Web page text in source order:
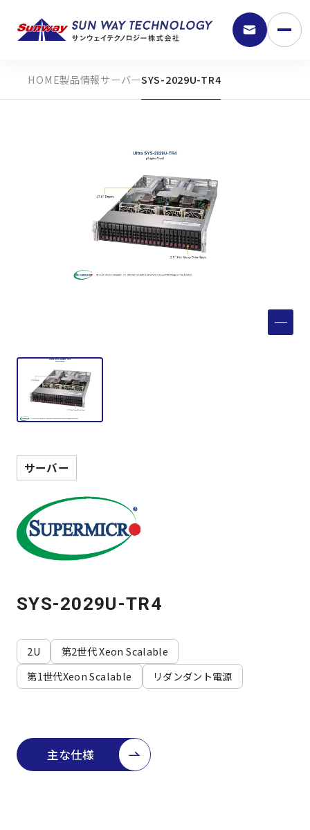
9:30 - 18:00
ニュース
技術情報
弊社の強み
取扱メーカー
サービス
事例
サポート
会社案内
製品情報サーバーSYS-2029U-TR4
サーバー
SYS-2029U-TR4
2U
第2世代 Xeon Scalable
第1世代Xeon Scalable
リダンダント電源
主な仕様